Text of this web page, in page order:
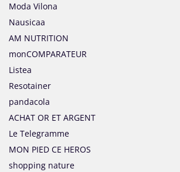
Moda Vilona
Nausicaa
AM NUTRITION
monCOMPARATEUR
Listea
Resotainer
pandacola
ACHAT OR ET ARGENT
Le Telegramme
MON PIED CE HEROS
shopping nature